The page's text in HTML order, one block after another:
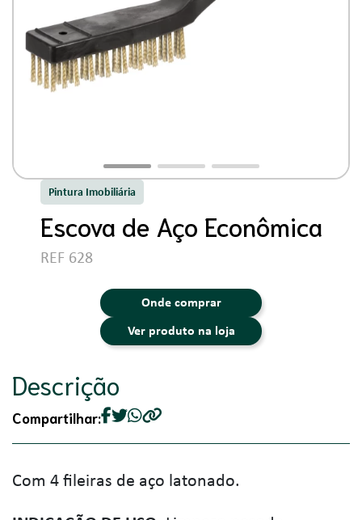
Pintura Imobiliária
Escova de Aço Econômica
REF 628
Onde comprar
Ver produto na loja
Descrição
Compartilhar:
Com 4 fileiras de aço latonado.